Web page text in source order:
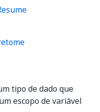
tipo de dado que
escopo de variável